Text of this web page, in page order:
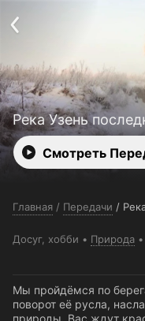
Река Узень
Смотреть
Главная / Передачи /
Досуг, хобби Природа
Мы пройдёмся по
поворот её русла,
природы. Вас ждут
Политика
Открыть приложение
Установить на ТВ